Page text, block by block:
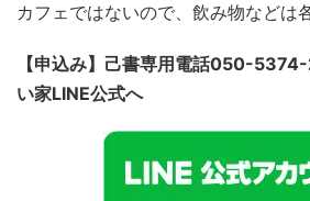
カフェではないので、飲み物などは
【申込み】己書専用電話050-
い家LINE公式へ